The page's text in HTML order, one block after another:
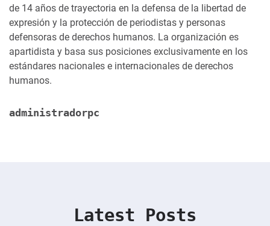
de 14 años de trayectoria en la defensa de la libertad de
expresión y la protección de periodistas y personas
defensoras de derechos humanos. La organización es
apartidista y basa sus posiciones exclusivamente en los
estándares nacionales e internacionales de derechos
humanos.
administradorpc
Latest Posts